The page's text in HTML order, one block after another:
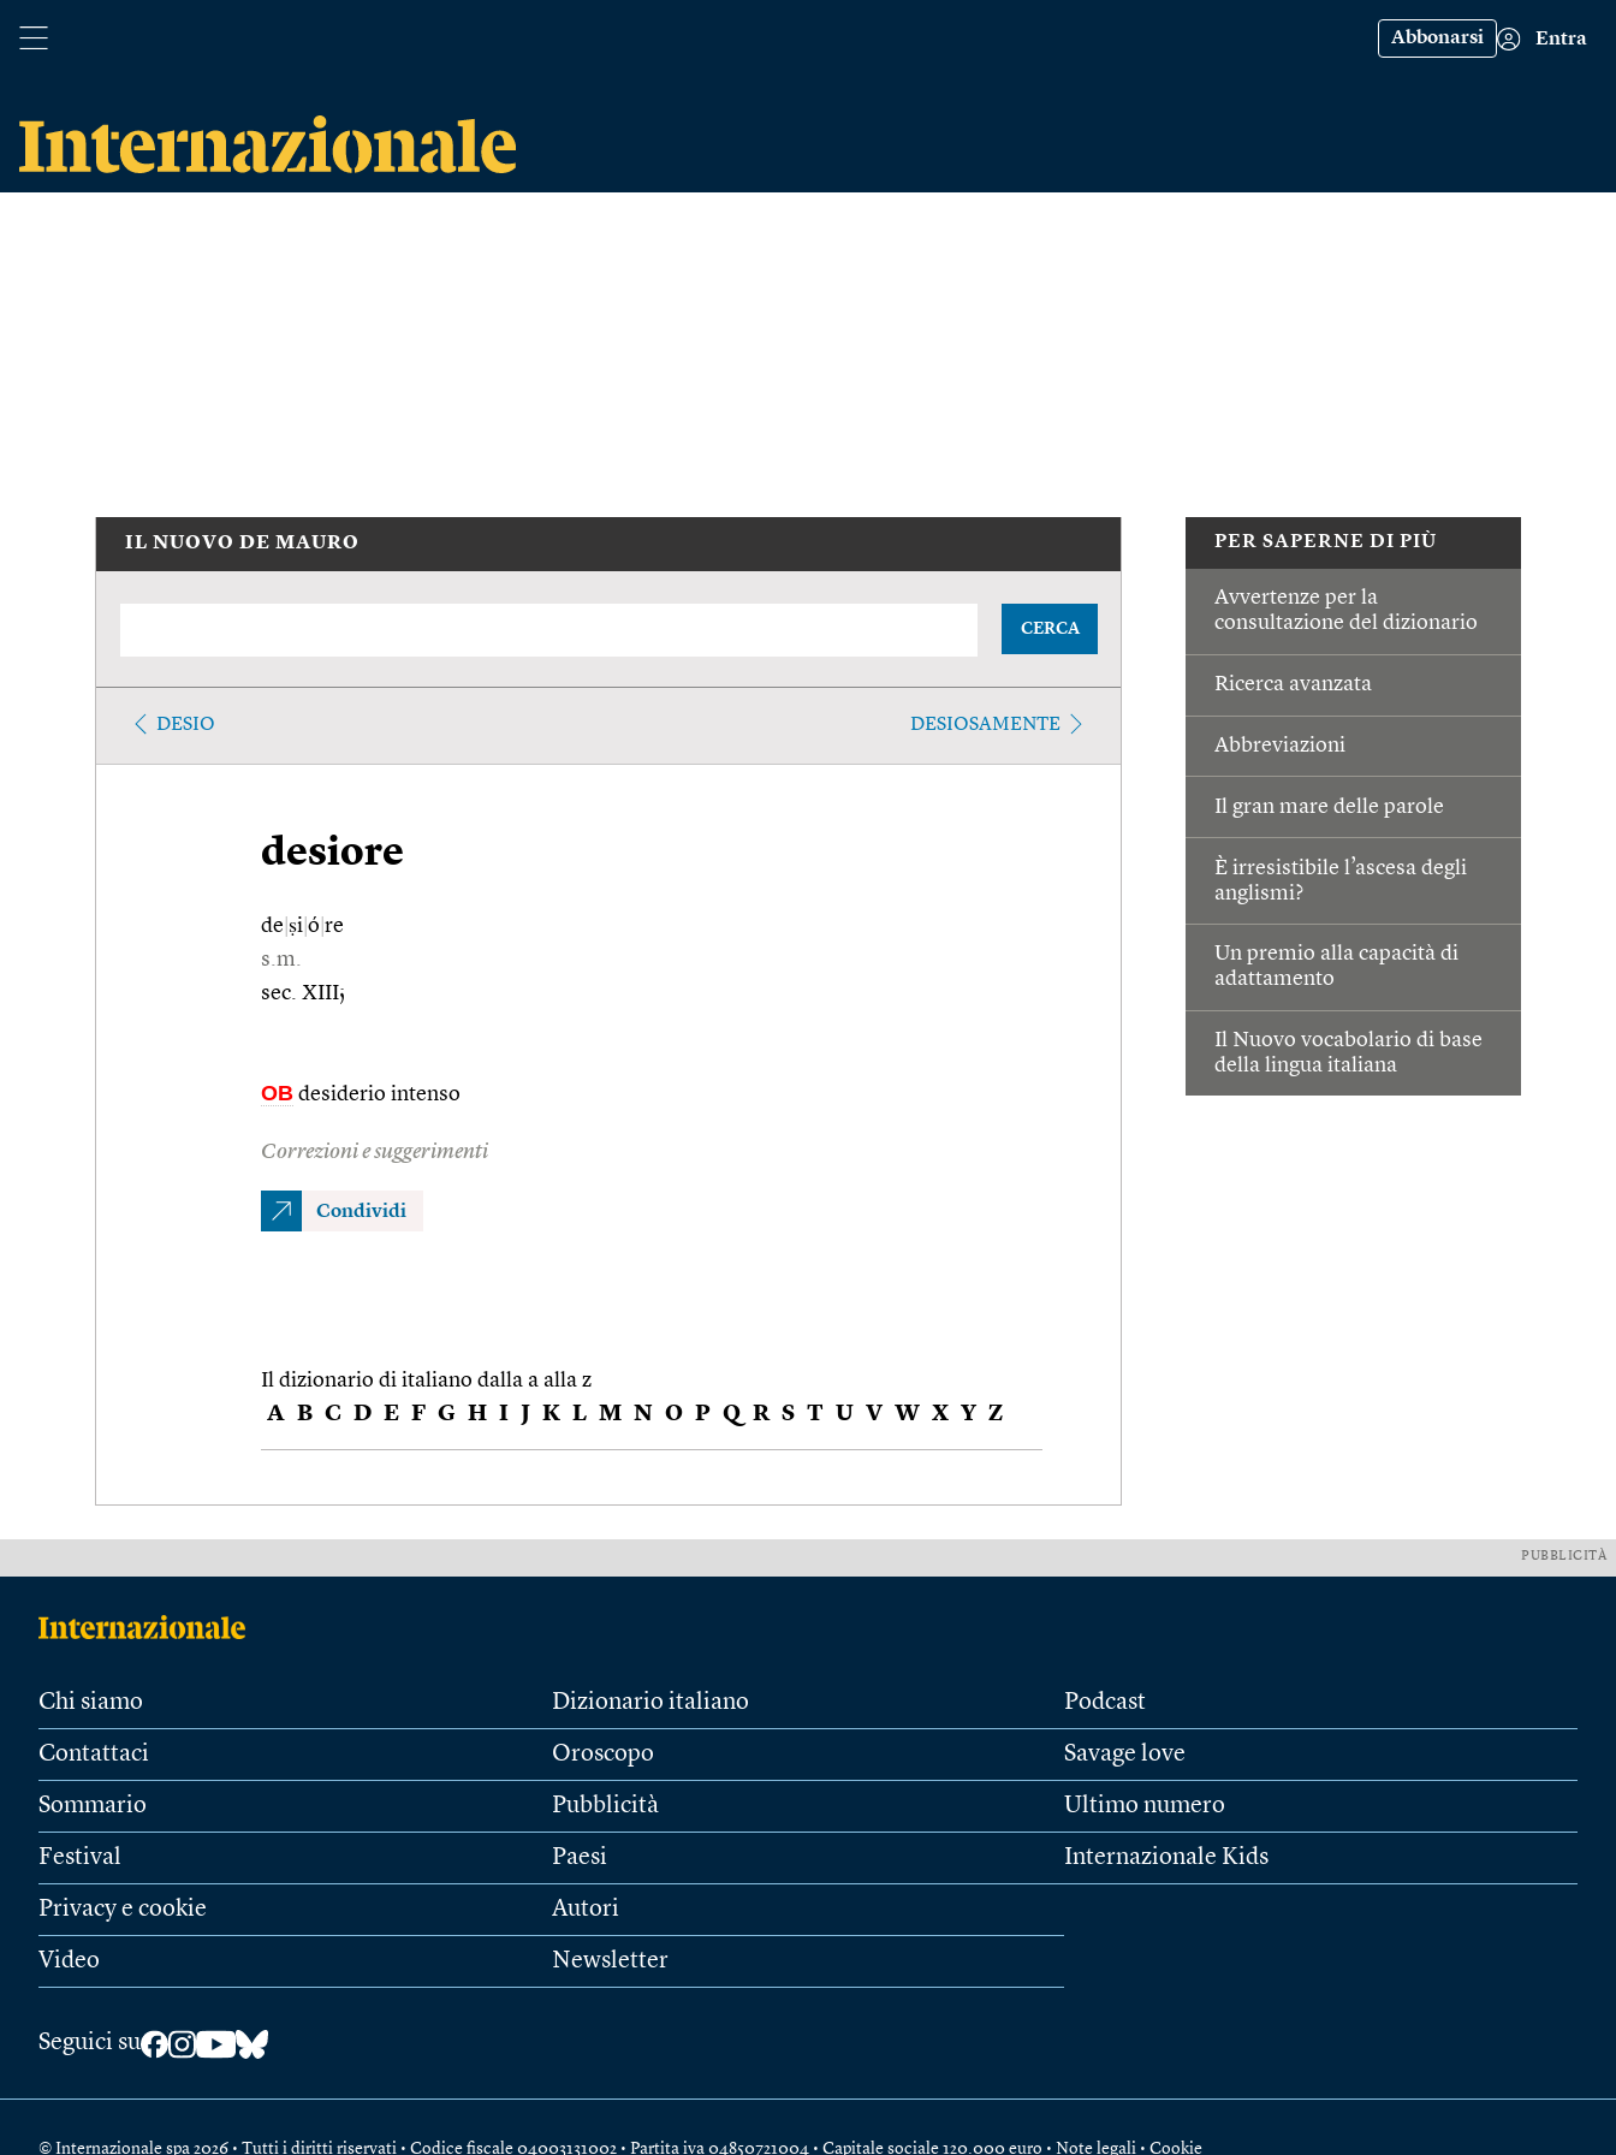
Abbonarsi Entra
PER SAPERNE DI PIÙ
Avvertenze per la
consultazione del dizionario
Ricerca avanzata
Abbreviazioni
Il gran mare delle parole
È irresistibile l’ascesa degli
anglismi?
Un premio alla capacità di
adattamento
Il Nuovo vocabolario di base
della lingua italiana
IL NUOVO DE MAURO
CERCA
DESIO DESIOSAMENTE
desiore
de ṣi ó re
s.m.
sec. XIII;
OB desiderio intenso
Correzioni e suggerimenti
Condividi
Il dizionario di italiano dalla a alla z
A B C D E F G H I J K L M N O P Q R S T U V W X Y Z
PUBBLICITÀ
Chi siamo
Contattaci
Sommario
Festival
Privacy e cookie
Video
Dizionario italiano
Oroscopo
Pubblicità
Paesi
Autori
Newsletter
Podcast
Savage love
Ultimo numero
Internazionale Kids
Seguici su
© Internazionale spa 2026 • Tutti i diritti riservati • Codice fiscale 04003131002 • Partita iva 04850721004 • Capitale sociale 120.000 euro • Note legali • Cookie